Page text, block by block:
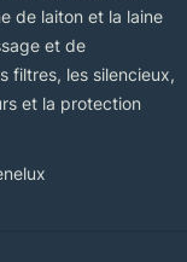
de laiton et la laine
et de
filtres, les silencieux,
et la protection